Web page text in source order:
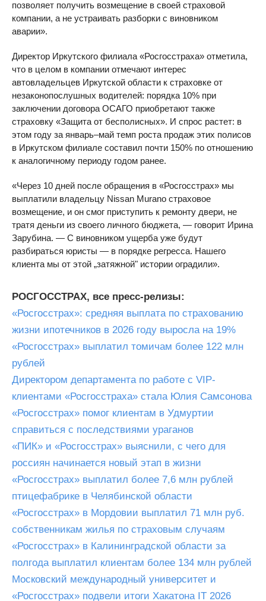
позволяет получить возмещение в своей страховой
компании, а не устраивать разборки с виновником
аварии».
Директор Иркутского филиала «Росгосстраха» отметила,
что в целом в компании отмечают интерес
автовладельцев Иркутской области к страховке от
незаконопослушных водителей: порядка 10% при
заключении договора ОСАГО приобретают также
страховку «Защита от бесполисных». И спрос растет: в
этом году за январь–май темп роста продаж этих полисов
в Иркутском филиале составил почти 150% по отношению
к аналогичному периоду годом ранее.
«Через 10 дней после обращения в «Росгосстрах» мы
выплатили владельцу Nissan Murano страховое
возмещение, и он смог приступить к ремонту двери, не
тратя деньги из своего личного бюджета, — говорит Ирина
Зарубина. — С виновником ущерба уже будут
разбираться юристы — в порядке регресса. Нашего
клиента мы от этой „затяжной" истории оградили».
РОСГОССТРАХ, все пресс-релизы:
«Росгосстрах»: средняя выплата по страхованию
жизни ипотечников в 2026 году выросла на 19%
«Росгосстрах» выплатил томичам более 122 млн
рублей
Директором департамента по работе с VIP-
клиентами «Росгосстраха» стала Юлия Самсонова
«Росгосстрах» помог клиентам в Удмуртии
справиться с последствиями ураганов
«ПИК» и «Росгосстрах» выяснили, с чего для
россиян начинается новый этап в жизни
«Росгосстрах» выплатил более 7,6 млн рублей
птицефабрике в Челябинской области
«Росгосстрах» в Мордовии выплатил 71 млн руб.
собственникам жилья по страховым случаям
«Росгосстрах» в Калининградской области за
полгода выплатил клиентам более 134 млн рублей
Московский международный университет и
«Росгосстрах» подвели итоги Хакатона IT 2026